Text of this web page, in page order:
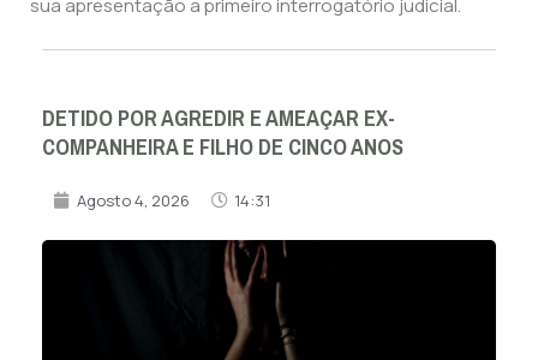
DETIDO POR AGREDIR E AMEAÇAR EX-
COMPANHEIRA E FILHO DE CINCO ANOS
Agosto 4, 2026 14:31